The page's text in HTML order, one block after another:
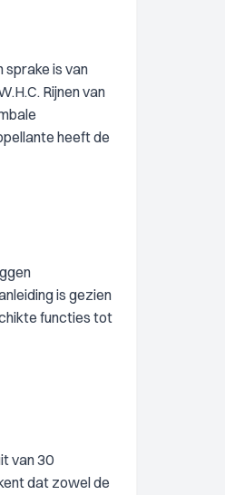
is van
Rijnen van
heeft de
is gezien
functies tot
van 30
dat zowel de